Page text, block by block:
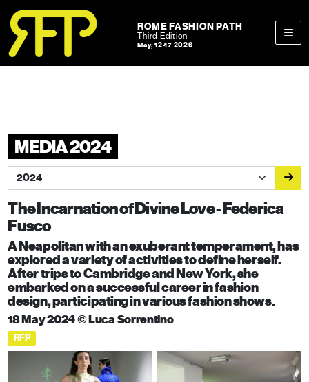
Skip to content
Skip to footer
ROME FASHION PATH
Third Edition
May, 12-17 2026
MEDIA 2024
The Incarnation of Divine Love - Federica
Fusco
A Neapolitan with an exuberant temperament, has
explored a variety of activities to define herself.
After trips to Cambridge and New York, she
embarked on a successful career in fashion
design, participating in various fashion shows.
18 May 2024 © Luca Sorrentino
RFP